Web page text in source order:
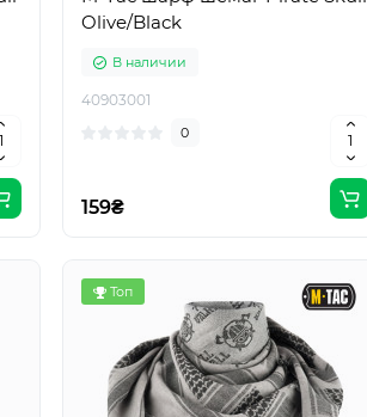
Olive/Black
В наличии
40903001
0
159₴
Топ